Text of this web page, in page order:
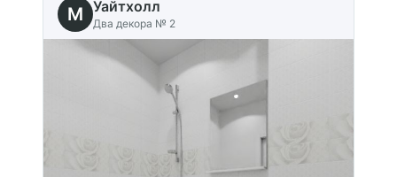
M Уайтхолл
Два декора № 2